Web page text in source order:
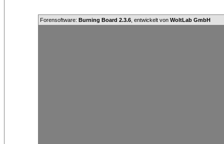
Forensoftware:Burning Board 2.3.6 , entwickelt vonWoltLab GmbH